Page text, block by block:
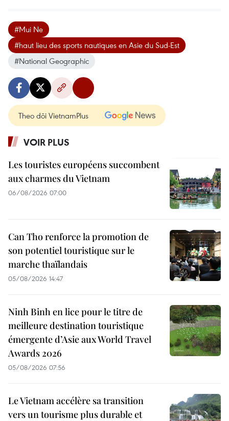
#Mui Ne
#haut lieu des sports nautiques en Asie du Sud-Est
#National Geographic
Theo dõi VietnamPlus
VOIR PLUS
Les touristes européens succombent
aux charmes du Vietnam
06/08/2026 07:00
Can Tho renforce la promotion de
son potentiel touristique sur le
marche thaïlandais
05/08/2026 14:47
Ninh Binh en lice pour le titre de
meilleure destination touristique
émergente d’Asie aux World Travel
Awards 2026
05/08/2026 07:56
Le Vietnam accélère sa transition
vers un tourisme plus durable et